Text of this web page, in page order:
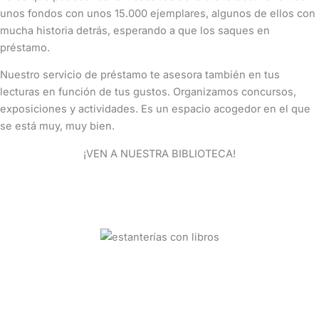
unos fondos con unos 15.000 ejemplares, algunos de ellos con
mucha historia detrás, esperando a que los saques en
préstamo.
Nuestro servicio de préstamo te asesora también en tus
lecturas en función de tus gustos. Organizamos concursos,
exposiciones y actividades. Es un espacio acogedor en el que
se está muy, muy bien.
¡VEN A NUESTRA BIBLIOTECA!